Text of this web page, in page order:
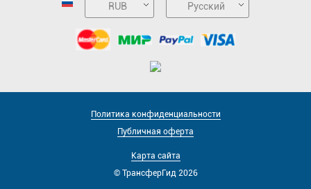
RUB Русский
Политика конфиденциальности
Публичная оферта
Карта сайта
© ТрансферГид 2026